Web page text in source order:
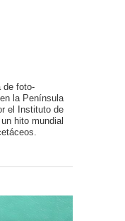
de foto-
la Península
el Instituto de
hito mundial